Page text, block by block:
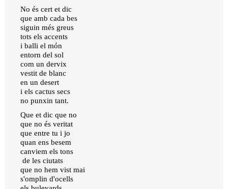
No és cert et dic
que amb cada bes
siguin més greus
tots els accents
i balli el món
entorn del sol
com un dervix
vestit de blanc
en un desert
i els cactus secs
no punxin tant.
Que et dic que no
que no és veritat
que entre tu i jo
quan ens besem
canviem els tons
de les ciutats
que no hem vist mai
s'omplin d'ocells